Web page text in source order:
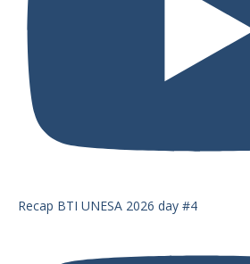
Recap BTI UNESA 2026 day #4